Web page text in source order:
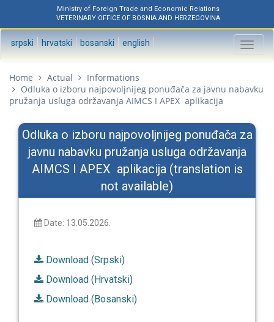
Ministry of Foreign Trade and Economic Relations
VETERINARY OFFICE OF BOSNIA AND HERZEGOVINA
srpski hrvatski bosanski english
Toggle
Home Actual
Informations
Odluka o izboru najpovoljnijeg ponuđača za javnu nabavku
pružanja usluga održavanja AIMCS I APEX aplikacija
Odluka o izboru najpovoljnijeg ponuđača za
javnu nabavku pružanja usluga održavanja
AIMCS I APEX aplikacija (translation is
not available)
Date: 13.05.2026.
Download (Srpski)
Download (Hrvatski)
Download (Bosanski)